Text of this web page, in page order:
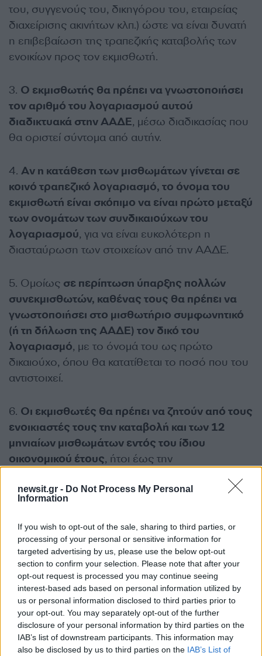
newsit.gr - Do Not Process My Personal
Information
If you wish to opt-out of the sale, sharing to third parties, or
processing of your personal or sensitive information for
targeted advertising by us, please use the below opt-out
section to confirm your selection. Please note that after your
opt-out request is processed you may continue seeing
interest-based ads based on personal information utilized by
us or personal information disclosed to third parties prior to
your opt-out. You may separately opt-out of the further
disclosure of your personal information by third parties on the
IAB’s list of downstream participants. This information may
also be disclosed by us to third parties on the IAB’s List of
του, συγγενούς του, δικηγόρου του, εταιρείας
διαχείρισης ακινήτων κλπ.) ώστε να είναι δυνατή
η επιβεβαίωση της τραπεζικής καταβολής των
ενοικίων προς τον εκμισθωτή.
3. Ο εκμισθωτής θα πρέπει να γνωστοποιήσει
τον αριθμό του λογαριασμού αυτού
διαδικτυακά στην ΑΑΔΕ, μέσω διαδικασίας που
θα οριστεί σύντομα από αυτήν.
4. Αν η κατάθεση των μισθωμάτων γίνεται σε
κοινό τραπεζικό λογαριασμό, το όνομα του
εκμισθωτή είναι σκόπιμο να είναι πρώτο μεταξύ
των ονομάτων των συνδικαιούχων του
λογαριασμού, για να είναι ευκολότερη η
διασταύρωση των στοιχείων από την ΑΑΔΕ.
5. Ομοίως σε περίπτωση ύπαρξης πολλών
συνεκμισθωτών, καθένας τους θα πρέπει να
γνωστοποιήσει στο μισθωτήριο συμφωνητικό
(ή τη δήλωση της ΑΑΔΕ) τον δικό του
λογαριασμό, με το όνομά του ως πρώτο
δικαιούχο, όπου θα κατατίθεται το ποσό που του
αντιστοιχεί.
6. Οι εκμισθωτές θα πρέπει να ζητούν από τους
ενοικιαστές τους την καταβολή και των 12
μηνιαίων μισθωμάτων εντός του ίδιου
οικονομικού έτους, ήτοι έως την
μηνιαία μισθώματα καταβλήθηκαν τραπεζικά,
διαφορετικά θα κινδυνεύουν με απώλεια της
νόμιμης έκπτωσης.
7. Το ισχύον ακατάσχετοόριο των 1.250 ευρώ
από τραπεζικό λογαριασμό, ποσών που
προέρχονται από μισθούς ή συντάξεις, δεν
καλύπτει τα ποσά που προέρχονται από
μισθώματα . Συνεπώς πρακτικά η είσπραξη των
κατατιθεμένων ενοικίων από τον τραπεζικό
λογαριασμό του εκμισθωτή θα γίνεται κάθε μήνα